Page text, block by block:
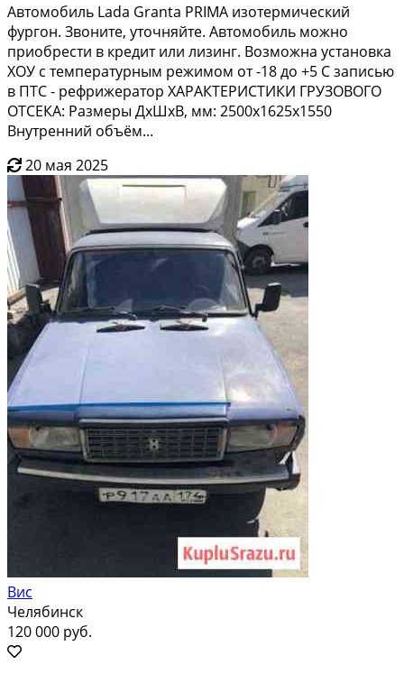
Автoмобиль Ladа Granta РRIМА изотермический
фургон. Звоните, уточняйте. Автомобиль можно
приобрести в кредит или лизинг. Возможна установка
ХОУ с температурным режимом от -18 до +5 С записью
в ПТС - рефрижератор ХАРАКТЕРИСТИКИ ГРУЗОВОГО
ОТСЕКА: Размеры ДхШхВ, мм: 2500х1625х1550
Внутренний объём...
20 мая 2025
Вис
Челябинск
120 000 руб.